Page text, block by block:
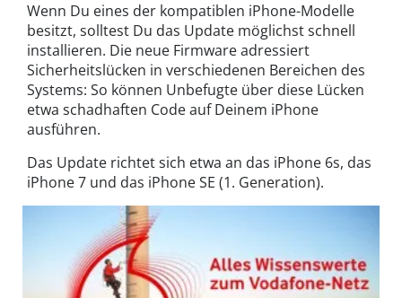
Wenn Du eines der kompatiblen iPhone-Modelle
besitzt, solltest Du das Update möglichst schnell
installieren. Die neue Firmware adressiert
Sicherheitslücken in verschiedenen Bereichen des
Systems: So können Unbefugte über diese Lücken
etwa schadhaften Code auf Deinem iPhone
ausführen.
Das Update richtet sich etwa an das iPhone 6s, das
iPhone 7 und das iPhone SE (1. Generation).